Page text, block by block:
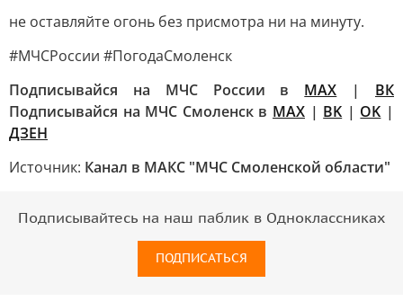
не оставляйте огонь без присмотра ни на минуту.
#МЧСРоссии #ПогодаСмоленск
Подписывайся на МЧС России в MAX | ВК
Подписывайся на МЧС Смоленск в MAX | BK | OK |
ДЗЕН
Источник: Канал в МАКС "МЧС Смоленской области"
Подписывайтесь на наш паблик в Одноклассниках
ПОДПИСАТЬСЯ